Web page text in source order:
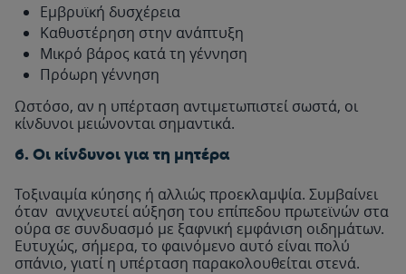
Εμβρυϊκή δυσχέρεια
Καθυστέρηση στην ανάπτυξη
Μικρό βάρος κατά τη γέννηση
Πρόωρη γέννηση
Ωστόσο, αν η υπέρταση αντιμετωπιστεί σωστά, οι
κίνδυνοι μειώνονται σημαντικά.
6. Οι κίνδυνοι για τη μητέρα
Τοξιναιμία κύησης ή αλλιώς προεκλαμψία. Συμβαίνει
όταν ανιχνευτεί αύξηση του επίπεδου πρωτεϊνών στα
ούρα σε συνδυασμό με ξαφνική εμφάνιση οιδημάτων.
Ευτυχώς, σήμερα, το φαινόμενο αυτό είναι πολύ
σπάνιο, γιατί η υπέρταση παρακολουθείται στενά.